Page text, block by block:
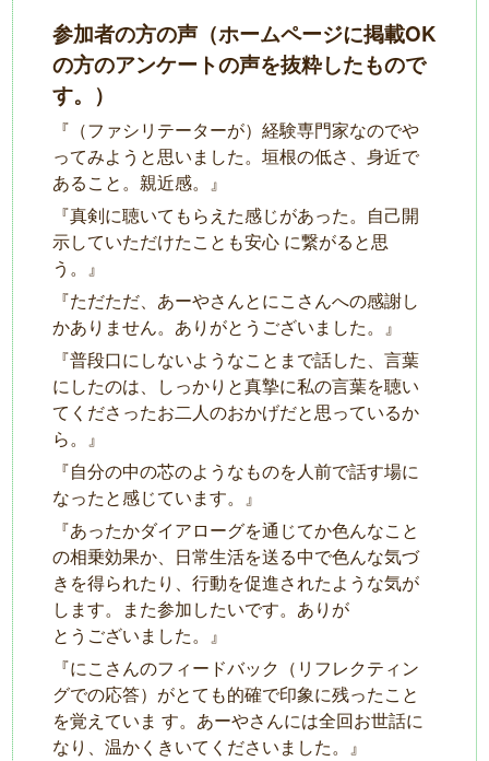
参加者の方の声（ホームページに掲載OK
の方のアンケートの声を抜粋したもので
す。）
『（ファシリテーターが）経験専⾨家なのでや
ってみようと思いました。垣根の低さ、⾝近で
あること。親近感。』
『真剣に聴いてもらえた感じがあった。⾃⼰開
⽰していただけたことも安⼼ に繋がると思
う。』
『ただただ、あーやさんとにこさんへの感謝し
かありません。ありがとうございました。』
『普段⼝にしないようなことまで話した、⾔葉
にしたのは、しっかりと真摯に私の⾔葉を聴い
てくださったお⼆⼈のおかげだと思っているか
ら。』
『⾃分の中の芯のようなものを⼈前で話す場に
なったと感じています。』
『あったかダイアローグを通じてか⾊んなこと
の相乗効果か、⽇常⽣活を送る中で⾊んな気づ
きを得られたり、⾏動を促進されたような気が
します。また参加したいです。ありが
とうございました。』
『にこさんのフィードバック（リフレクティン
グでの応答）がとても的確で印象に残ったこと
を覚えていま す。あーやさんには全回お世話に
なり、温かくきいてくださいました。』